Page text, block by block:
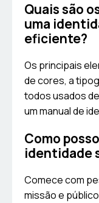
Quais são
uma
eficiente?
Os principais
de cores, a
todos usados
um manual de
Como
identidade
Comece com
missão e